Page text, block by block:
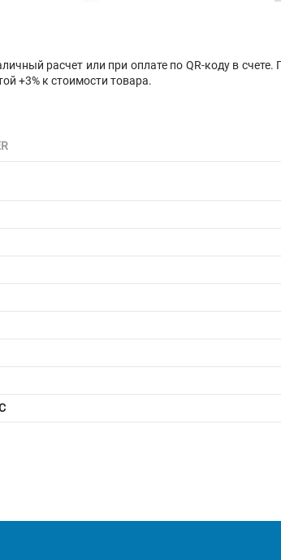
расчет или при оплате по QR-коду в счете.
+3% к стоимости товара.